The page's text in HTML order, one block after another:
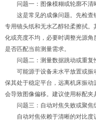
问题一：图像模糊或轮廓不清
这是常见的成像问题。先检查
专用镜头纸和无水乙醇轻柔擦拭
化或亮度不均，必要时调整光源
是否匹配当前测量需求。
问题二：测量数据跳动或重复
可能源于设备未水平放置或振
保其处于稳定平台，远离机床振
会导致图像偏移。建议使用标配夹
问题三：自动对焦失败或聚焦
自动对焦依赖于清晰的对比度